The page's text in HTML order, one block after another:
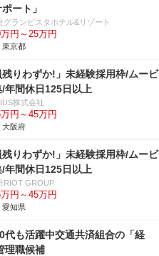
ート」
グランビスタホテル&リゾート
円～25万円
東京都
残りわずか!」未経験採用枠/ムービ
/年間休日125日以上
株式会社
円～45万円
大阪府
残りわずか!」未経験採用枠/ムービ
/年間休日125日以上
RIOT GROUP
円～45万円
愛知県
代も活躍中交通共済組合の「経
理職候補